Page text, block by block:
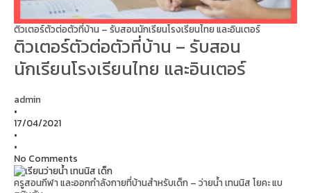
ติวเตอร์ตัวต่อตัวที่บ้าน – รับสอนนักเรียนโรงเรียนไทย และอินเตอร์
ติวเตอร์ตัวต่อตัวที่บ้าน – รับสอน
นักเรียนโรงเรียนไทย และอินเตอร์
admin
•
17/04/2021
•
•
No Comments
ครูสอนกีฬา และออกกำลังกายที่บ้านสำหรับเด็ก – ว่ายน้ำ เทนนิส โยคะ แบ